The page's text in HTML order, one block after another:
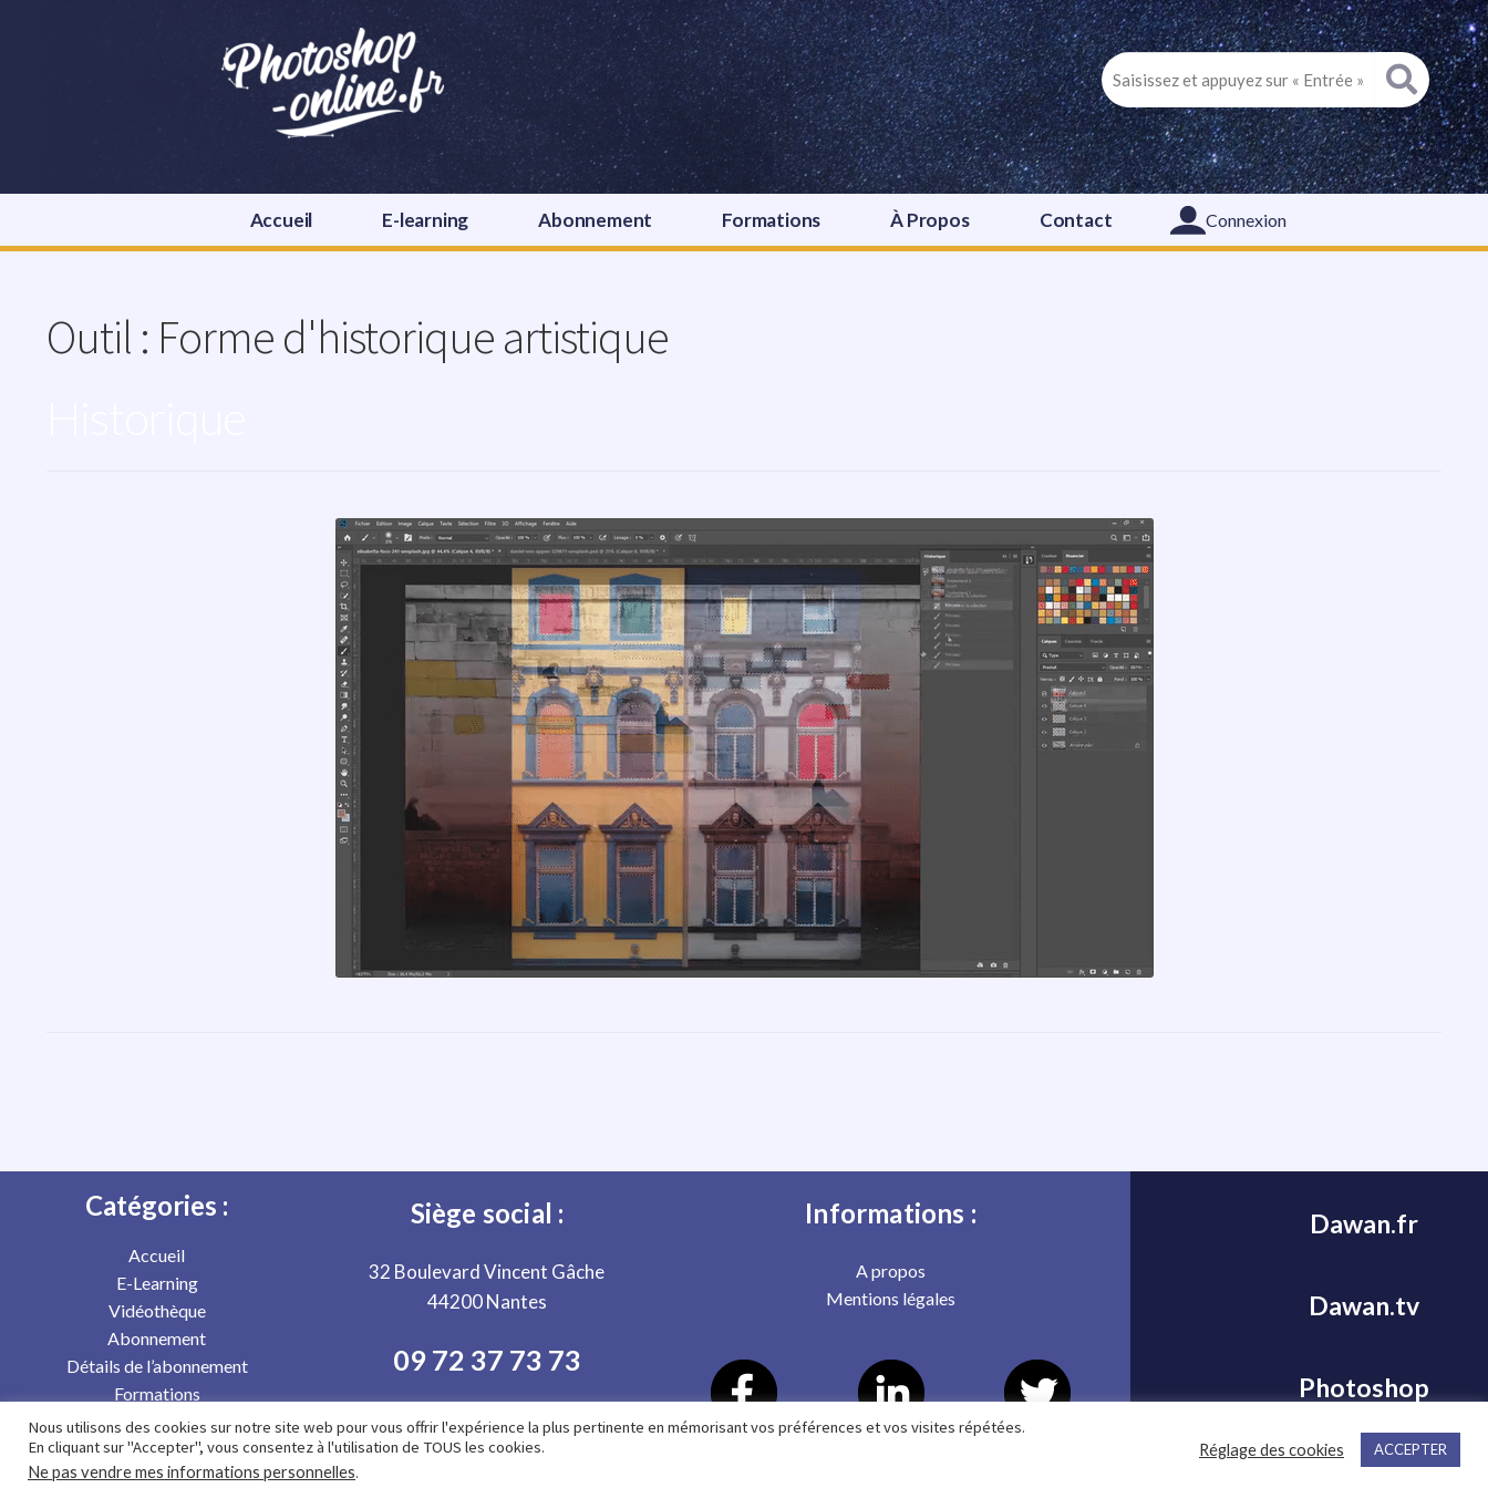
Accueil E-learning Abonnement Formations À Propos Contact Connexion
Outil : Forme d'historique artistique
Catégories :
Accueil
E-Learning
Vidéothèque
Abonnement
Détails de l’abonnement
Formations
À propos
Contact
Siège social :
32 Boulevard Vincent Gâche
44200 Nantes
09 72 37 73 73
Informations :
A propos
Mentions légales
Dawan.fr
Dawan.tv
Photoshop
Nous utilisons des cookies sur notre site web pour vous offrir l'expérience la plus pertinente en mémorisant vos préférences et vos visites répétées.
En cliquant sur "Accepter", vous consentez à l'utilisation de TOUS les cookies.
Ne pas vendre mes informations personnelles.
Réglage des cookies ACCEPTER